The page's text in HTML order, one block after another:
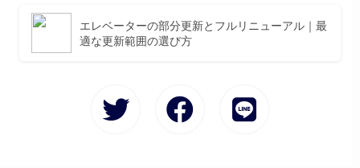
エレベーターの部分更新とフルリニューアル｜最
適な更新範囲の選び方